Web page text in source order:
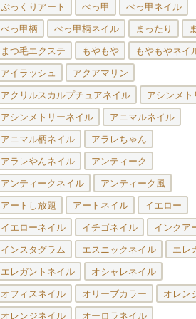
ぷっくりアート べっ甲 べっ甲ネイル
べっ甲柄 べっ甲柄ネイル まったり
まつ毛エクステ もやもや もやもやネイ
アイラッシュ アクアマリン
アクリルスカルプチュアネイル アシンメト
アシンメトリーネイル アニマルネイル
アニマル柄ネイル アラレちゃん
アラレやんネイル アンティーク
アンティークネイル アンティーク風
アートし放題 アートネイル イエロー
イエローネイル イチゴネイル インクア
インスタグラム エスニックネイル エレ
エレガントネイル オシャレネイル
オフィスネイル オリーブカラー オレン
オレンジネイル オーロラネイル